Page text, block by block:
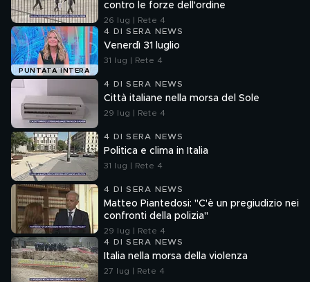
contro le forze dell'ordine
26 lug | Rete 4
PUNTATA INTERA
4 DI SERA NEWS
Venerdì 31 luglio
31 lug | Rete 4
4 DI SERA NEWS
Città italiane nella morsa del Sole
29 lug | Rete 4
4 DI SERA NEWS
Politica e clima in Italia
31 lug | Rete 4
4 DI SERA NEWS
Matteo Piantedosi: "C'è un pregiudizio nei
confronti della polizia"
29 lug | Rete 4
4 DI SERA NEWS
Italia nella morsa della violenza
27 lug | Rete 4